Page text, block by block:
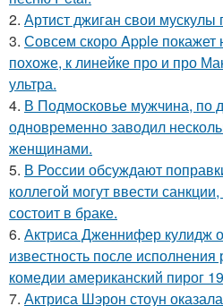
2. Артист джиган свои мускулы
3. Совсем скоро Apple
похоже, к линейке про и про
ультра.
4. В Подмосковье мужчина, по
одновременно заводил
женщинами.
5. В России обсуждают
коллегой могут ввести
состоит в браке.
6. Актриса Дженнифер кулидж
известность после
комедии американский пирог
7. Актриса Шэрон стоун